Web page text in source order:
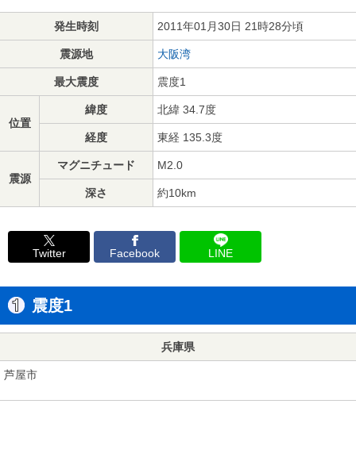
発生時刻 2011年01月30日 21時28分頃
震源地 大阪湾
最大震度 震度1
位置
緯度 北緯 34.7度
経度 東経 135.3度
震源
マグニチュード M2.0
深さ 約10km
Twitter Facebook LINE
震度1
兵庫県
芦屋市